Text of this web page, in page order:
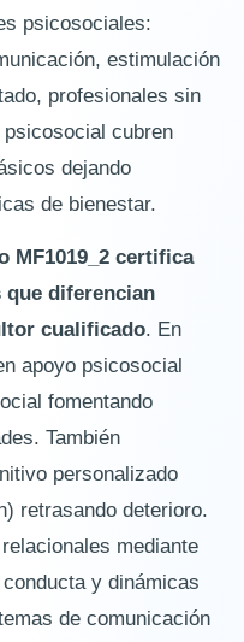
psicosociales:
estimulación
profesionales sin
cubren
dejando
de bienestar.
MF1019_2 certifica
que diferencian
cualificado. En
apoyo psicosocial
fomentando
También
personalizado
retrasando deterioro.
mediante
y dinámicas
de comunicación